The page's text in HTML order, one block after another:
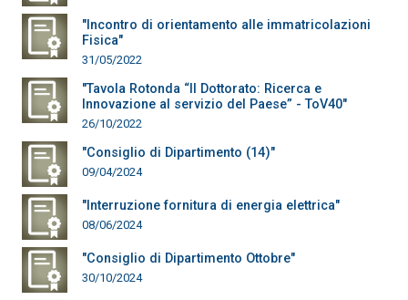
"Incontro di orientamento alle immatricolazioni
Fisica"
31/05/2022
"Tavola Rotonda “Il Dottorato: Ricerca e
Innovazione al servizio del Paese” - ToV40"
26/10/2022
"Consiglio di Dipartimento (14)"
09/04/2024
"Interruzione fornitura di energia elettrica"
08/06/2024
"Consiglio di Dipartimento Ottobre"
30/10/2024